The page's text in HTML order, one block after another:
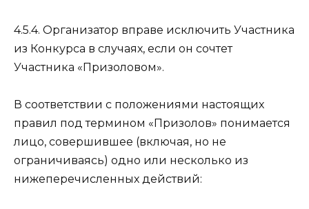
4.5.4. Организатор вправе исключить Участника
из Конкурса в случаях, если он сочтет
Участника «Призоловом».
В соответствии с положениями настоящих
правил под термином «Призолов» понимается
лицо, совершившее (включая, но не
ограничиваясь) одно или несколько из
нижеперечисленных действий: